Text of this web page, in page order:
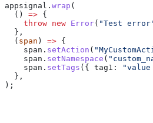
appsignal . wrap (
  ()
=> {
    throw
new Error( "Test
  },
  (
span ) => {
    span
. setAction (
    span
. setNamespace (
    span
. setTags ({ tag1: "value
  },
);